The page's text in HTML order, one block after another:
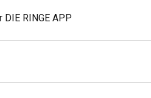
RINGE APP